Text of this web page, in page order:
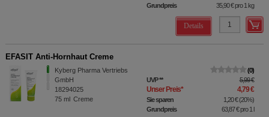
Grundpreis
35,90 €pro 1 kg
Details
EFASIT Anti-Hornhaut Creme
Kyberg Pharma Vertriebs
GmbH
18294025
75 ml Creme
0
UVP** 5,99 €
Unser Preis* 4,79 €
Sie sparen 1,20 €(20%)
Grundpreis
63,87 €pro 1 l